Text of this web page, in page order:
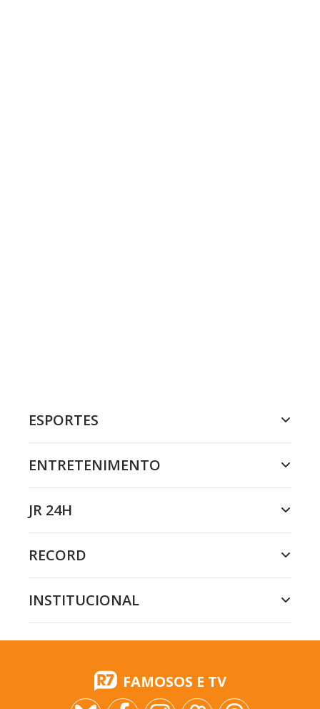
ESPORTES
ENTRETENIMENTO
JR 24H
RECORD
INSTITUCIONAL
FAMOSOS E TV